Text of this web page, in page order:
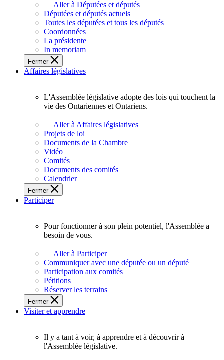
députés
vous
représentent
sein
de
l'Assemblée
législative
l'Ontario.
Aller à Députées et députés
Députées et députés actuels
Toutes les députées et tous les députés
Coordonnées
La présidente
In memoriam
Fermer
Affaires législatives
L'Assemblée
adopte
touchent
des
Ontariennes
et
L'Assemblée législative adopte des lois qui touchent la
vie des Ontariennes et Ontariens.
Aller à Affaires législatives
Projets de loi
Documents de la Chambre
Vidéo
Comités
Documents des comités
Calendrier
Fermer
Participer
plein
potentiel,
l'Assemblée
a
besoin
de
Pour fonctionner à son plein potentiel, l'Assemblée a
besoin de vous.
Aller à Participer
Communiquer avec une députée ou un député
Participation aux comités
Pétitions
Réserver les terrains
Fermer
Visiter et apprendre
Il y a tant à voir, à apprendre et à découvrir à
l'Assemblée législative.